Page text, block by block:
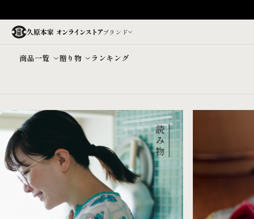
久原本家 オンラインストアブランド
商品一覧 贈り物 ランキング